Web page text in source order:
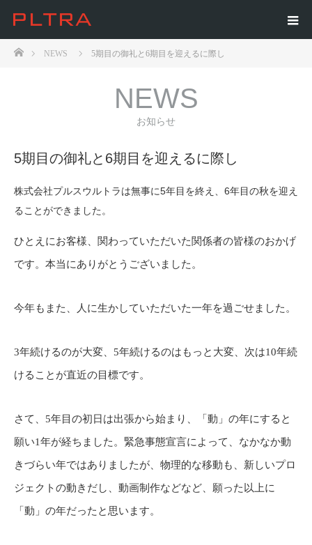
ホームNEWS 5期目の御礼と6期目を迎えるに際し
NEWS
お知らせ
5期目の御礼と6期目を迎えるに際し
株式会社プルスウルトラは無事に5年目を終え、6年目の秋を迎え
ることができました。
ひとえにお客様、関わっていただいた関係者の皆様のおかげ
です。本当にありがとうございました。
今年もまた、人に生かしていただいた一年を過ごせました。
3年続けるのが大変、5年続けるのはもっと大変、次は10年続
けることが直近の目標です。
さて、5年目の初日は出張から始まり、「動」の年にすると
願い1年が経ちました。緊急事態宣言によって、なかなか動
きづらい年ではありましたが、物理的な移動も、新しいプロ
ジェクトの動きだし、動画制作などなど、願った以上に
「動」の年だったと思います。